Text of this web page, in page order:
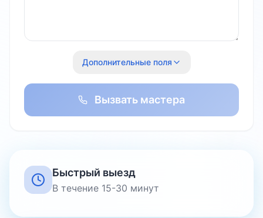
Дополнительные поля
Вызвать мастера
Быстрый выезд
В течение 15-30 минут